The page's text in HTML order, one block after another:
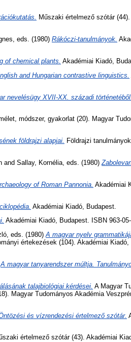
Műszaki értelmező szótár
, eds. (1980) Rákóczi-tanulmányok.
of chemical plants. Akadémiai Kiadó,
and Hungarian contrastive linguistics.
nevelésügy XVII-XX. századi történetéből.
módszer, gyakorlat (20). Magyar
földrajzi alapjai. Földrajzi
and Sallay, Kornélia, eds. (1980)
of Roman Pannonia. Akadémiai
Akadémiai Kiadó, Budapest.
Akadémiai Kiadó, Budapest. ISBN 963-
, eds. (1980)A magyar nyelv
értekezések (104). Akadémiai
A magyar tanyarendszer múltja.
talajbiológiai kérdései. A Magyar
Magyar Tudományos Akadémia
és vízrendezési értelmező szótár.
értelmező szótár (43). Akadémiai